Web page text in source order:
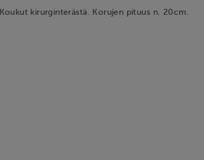
Koukut kirurginterästä. Korujen pituus n. 20cm.